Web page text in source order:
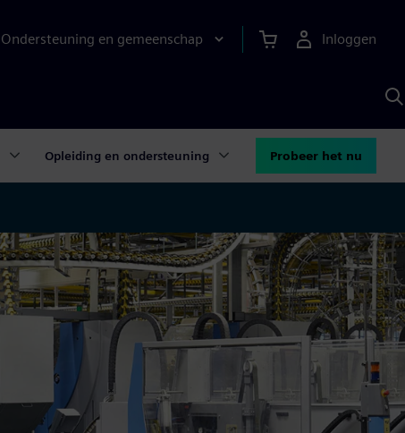
Ondersteuning en gemeenschap Inloggen
Opleiding en ondersteuning Probeer het nu